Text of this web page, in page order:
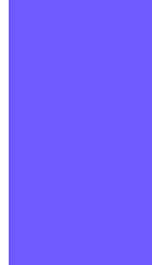
Et puis, au fur et à
données soient
modifications
ouverture de notre
On fait quelques
données ou encore
Plus on avance